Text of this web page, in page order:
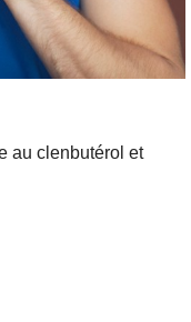
au clenbutérol et